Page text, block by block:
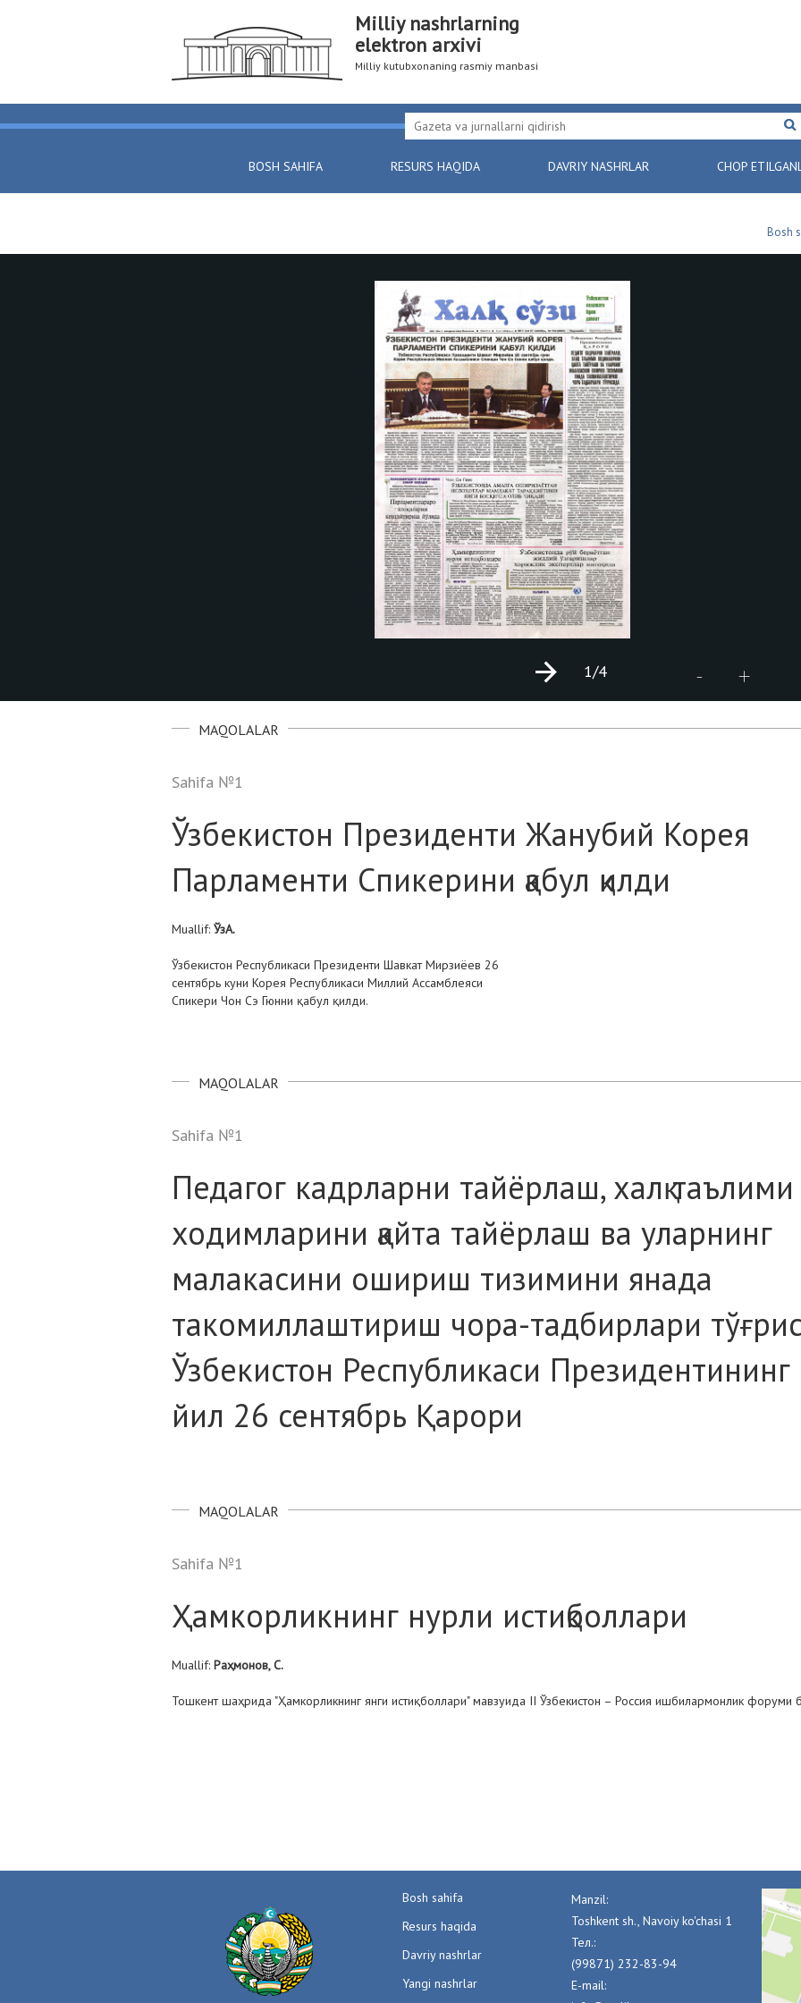
Milliy nashrlarning
elektron arxivi
Milliy kutubxonaning rasmiy manbasi
BOSH SAHIFA RESURS HAQIDA DAVRIY NASHRLAR CHOP
Bosh
- +
1/4
MAQOLALAR
Sahifa №1
Ўзбекистон Президенти Жанубий Корея
Парламенти Спикерини қабул қилди
Muallif: ЎзА.
Ўзбекистон Республикаси Президенти Шавкат Мирзиёев 26
сентябрь куни Корея Республикаси Миллий Ассамблеяси
Спикери Чон Сэ Гюнни қабул қилди.
MAQOLALAR
Sahifa №1
Педагог кадрларни тайёрлаш, халқ таълими
ходимларини қайта тайёрлаш ва уларнинг
малакасини ошириш тизимини янада
такомиллаштириш чора-тадбирлари
Ўзбекистон Республикаси
йил 26 сентябрь Қарори
MAQOLALAR
Sahifa №1
Ҳамкорликнинг нурли истиқболлари
Muallif: Раҳмонов, С.
Тошкент шаҳрида "Ҳамкорликнинг янги истиқболлари" мавзуида II Ўзбекистон – Россия ишбилармонлик форуми
Bosh sahifa
Resurs haqida
Davriy nashrlar
Yangi nashrlar
Manzil:
Toshkent sh., Navoiy ko'chasi 1
Тел.:
(99871) 232-83-94
E-mail: